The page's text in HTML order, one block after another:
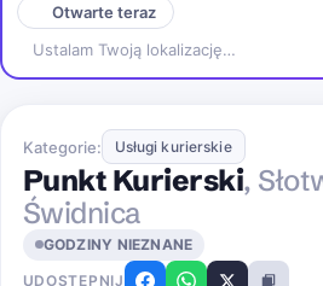
Otwarte teraz
Ustalam Twoją lokalizację…
Kategorie: Usługi kurierskie
Punkt Kurierski,
Świdnica
GODZINY NIEZNANE
UDOSTĘPNIJ